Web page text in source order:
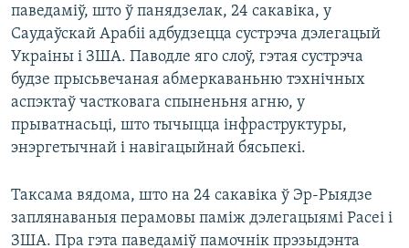
паведаміў, што ў панядзелак, 24 сакавіка, у
Саудаўскай Арабіі адбудзецца сустрэча дэлегацый
Украіны і ЗША. Паводле яго слоў, гэтая сустрэча
будзе прысьвечаная абмеркаваньню тэхнічных
аспэктаў частковага спыненьня агню, у
прыватнасьці, што тычыцца інфраструктуры,
энэргетычнай і навігацыйнай бясьпекі.
Таксама вядома, што на 24 сакавіка ў Эр-Рыядзе
заплянаваныя перамовы паміж дэлегацыямі Расеі і
ЗША. Пра гэта паведаміў памочнік прэзыдэнта